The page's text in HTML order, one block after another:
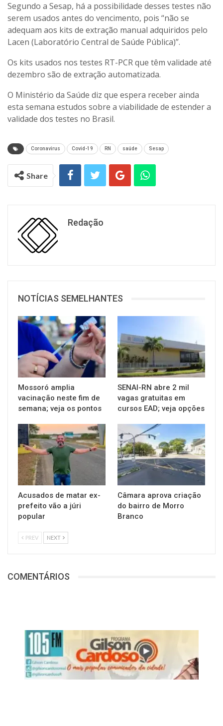
Segundo a Sesap, há a possibilidade desses testes não
serem usados antes do vencimento, pois “não se
adequam aos kits de extração manual adquiridos pelo
Lacen (Laboratório Central de Saúde Pública)”.
Os kits usados nos testes RT-PCR que têm validade até
dezembro são de extração automatizada.
O Ministério da Saúde diz que espera receber ainda
esta semana estudos sobre a viabilidade de estender a
validade dos testes no Brasil.
Coronavirus Covid-19 RN saúde Sesap
Share
Redação
NOTÍCIAS SEMELHANTES
Mossoró amplia
vacinação neste fim de
semana; veja os pontos
SENAI-RN abre 2 mil
vagas gratuitas em
cursos EAD; veja opções
Acusados de matar ex-
prefeito vão a júri
popular
Câmara aprova criação
do bairro de Morro
Branco
PREV NEXT
COMENTÁRIOS